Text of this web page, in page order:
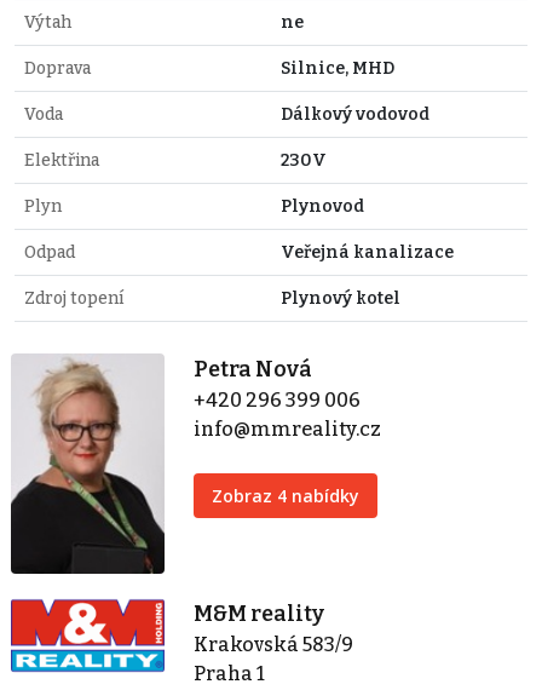
Výtah ne
Doprava Silnice, MHD
Voda Dálkový vodovod
Elektřina 230V
Plyn Plynovod
Odpad Veřejná kanalizace
Zdroj topení Plynový kotel
Petra Nová
+420 296 399 006
info@mmreality.cz
Zobraz 4 nabídky
M&M reality
Krakovská 583/9
Praha 1